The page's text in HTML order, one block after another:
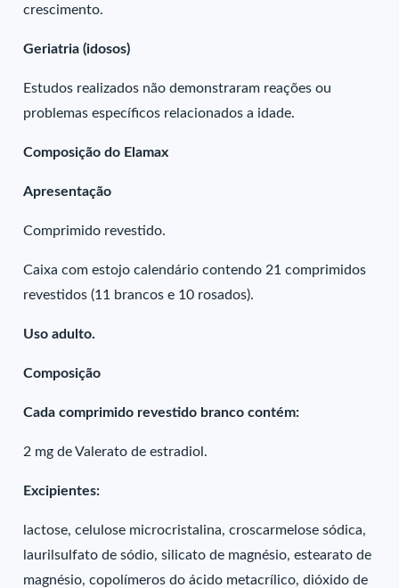
crescimento.
Geriatria (idosos)
Estudos realizados não demonstraram reações ou
problemas específicos relacionados a idade.
Composição do Elamax
Apresentação
Comprimido revestido.
Caixa com estojo calendário contendo 21 comprimidos
revestidos (11 brancos e 10 rosados).
Uso adulto.
Composição
Cada comprimido revestido branco contém:
2 mg de Valerato de estradiol.
Excipientes:
lactose, celulose microcristalina, croscarmelose sódica,
laurilsulfato de sódio, silicato de magnésio, estearato de
magnésio, copolímeros do ácido metacrílico, dióxido de